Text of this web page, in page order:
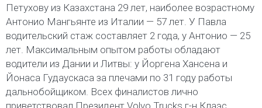
Петухову из Казахстана 29 лет, наиболее возрастному
Антонио Мангьянте из Италии — 57 лет. У Павла
водительский стаж составляет 2 года, у Антонио — 25
лет. Максимальным опытом работы обладают
водители из Дании и Литвы: у Йоргена Хансена и
Йонаса Гудаускаса за плечами по 31 году работы
дальнобойщиком. Всех финалистов лично
приветствовал Президент Volvo Trucks г-н Клаэс